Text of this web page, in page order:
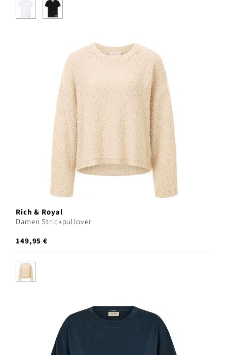
Rich & Royal
Damen Strickpullover
149,95 €